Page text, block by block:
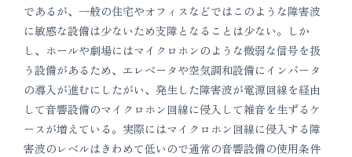
であるが、一般の住宅やオフィスなどではこのような障害波
に敏感な設備は少ないため支障となることは少ない。しか
し、ホールや劇場にはマイクロホンのような微弱な信号を扱
う設備があるため、エレベータや空気調和設備にインバータ
の導入が進むにしたがい、発生した障害波が電源回線を経由
して音響設備のマイクロホン回線に侵入して雑音を生ずるケ
ースが増えている。実際にはマイクロホン回線に侵入する障
害波のレベルはきわめて低いので通常の音響設備の使用条件